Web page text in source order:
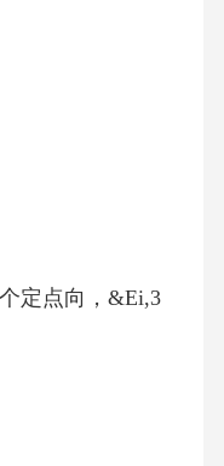
定点向，&Ei,3